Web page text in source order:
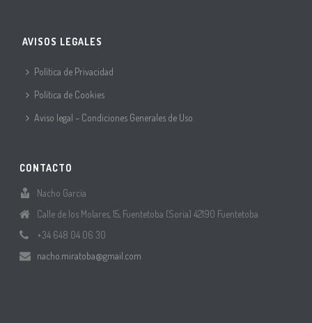
AVISOS LEGALES
Política de Privacidad
Política de Cookies
Aviso legal – Condiciones Generales de Uso
CONTACTO
Nacho García
Calle de los Molares, 15, Fuentetoba (Soria) 42190 Fuentetoba
+34 648 04 06 30
nacho.miratoba@gmail.com